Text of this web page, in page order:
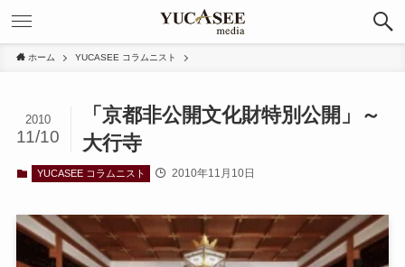
ホーム YUCASEE コラムニスト
「京都非公開文化財特別公開」～
大行寺
2010
11/10
YUCASEE コラムニスト 2010年11月10日